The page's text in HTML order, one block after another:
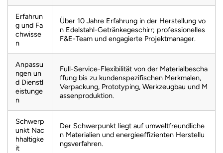
Erfahrun
g und Fa
chwisse
n
Über 10 Jahre Erfahrung in der Herstellung vo
n Edelstahl-Getränkegeschirr; professionelles
F&E-Team und engagierte Projektmanager.
Anpassu
ngen un
d Dienstl
eistunge
n
Full-Service-Flexibilität von der Materialbescha
ffung bis zu kundenspezifischen Merkmalen,
Verpackung, Prototyping, Werkzeugbau und M
assenproduktion.
Schwerp
unkt Nac
hhaltigke
it
Der Schwerpunkt liegt auf umweltfreundliche
n Materialien und energieeffizienten Herstellu
ngsverfahren.